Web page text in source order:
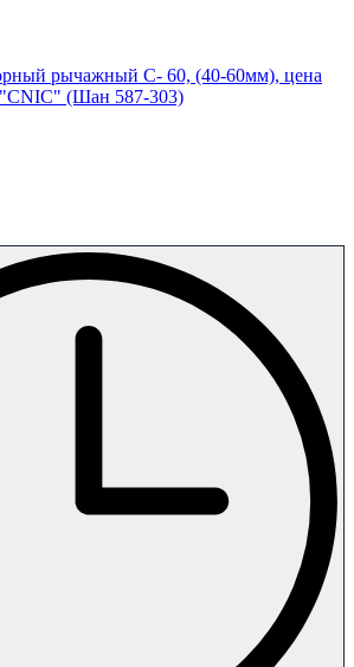
рычажный С- 60, (40-60мм), цена
(Шан 587-303)